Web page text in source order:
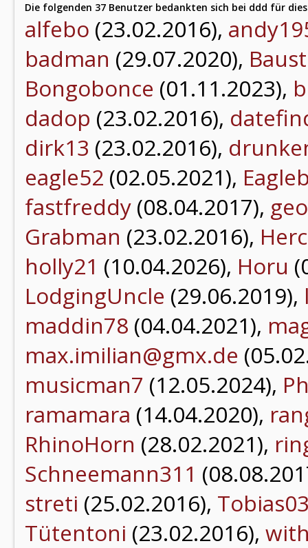
Die folgenden 37 Benutzer bedankten sich bei ddd für
alfebo (23.02.2016),
badman (29.07.2020),
Bongobonce (01.11.2023),
dadop (23.02.2016),
dirk13 (23.02.2016),
eagle52 (02.05.2021),
fastfreddy (08.04.2017),
Grabman (23.02.2016),
holly21 (10.04.2026), Horu
LodgingUncle (29.06.2019),
maddin78 (04.04.2021),
max.imilian@gmx.de
musicman7 (12.05.2024),
ramamara (14.04.2020),
RhinoHorn (28.02.2021),
Schneemann311
streti (25.02.2016),
Tütentoni (23.02.2016),